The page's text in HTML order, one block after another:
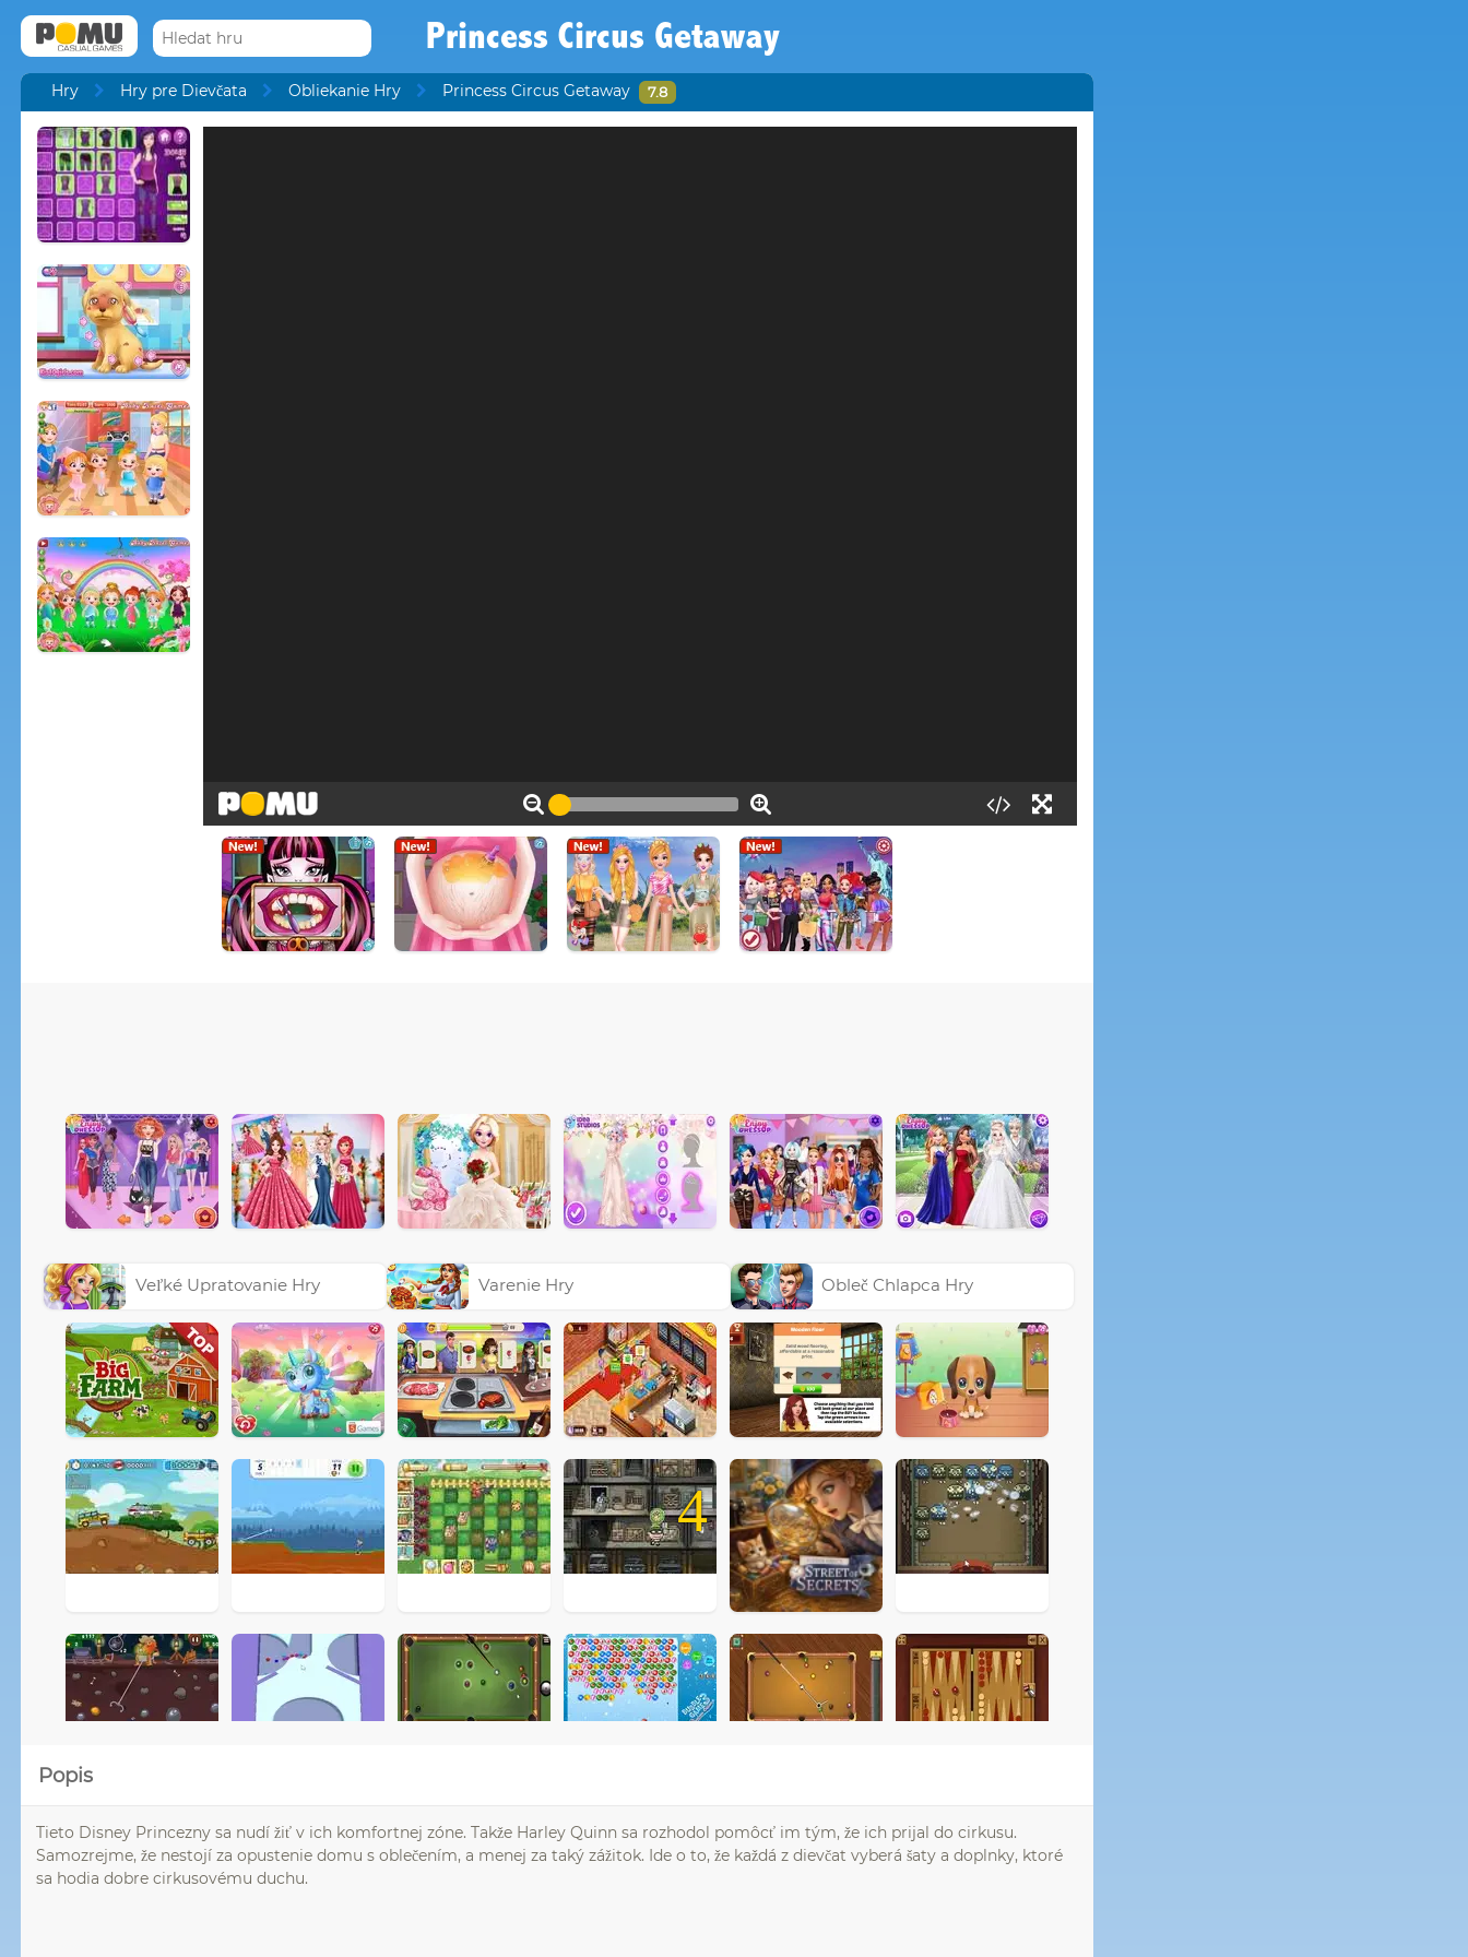
Princess Circus Getaway
Hry Hry pre Dievčata Obliekanie Hry Princess Circus Getaway 7.8
Veľké Upratovanie Hry Varenie Hry Obleč Chlapca Hry
4
Popis
Tieto Disney Princezny sa nudí žiť v ich komfortnej zóne. Takže Harley Quinn sa rozhodol pomôcť im tým, že ich prijal do cirkusu.
Samozrejme, že nestojí za opustenie domu s oblečením, a menej za taký zážitok. Ide o to, že každá z dievčat vyberá šaty a doplnky, ktoré
sa hodia dobre cirkusovému duchu.